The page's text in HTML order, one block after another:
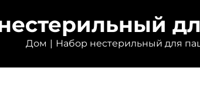
Дом Набор нестерильный для